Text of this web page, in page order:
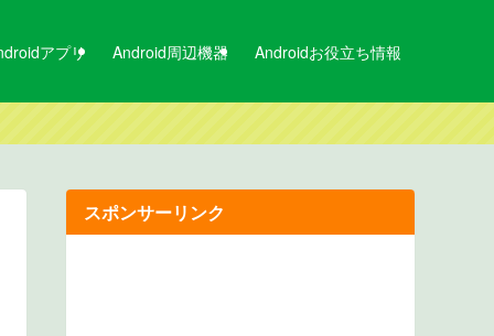
アプリ Android周辺機器 Androidお役立ち情報
スポンサーリンク